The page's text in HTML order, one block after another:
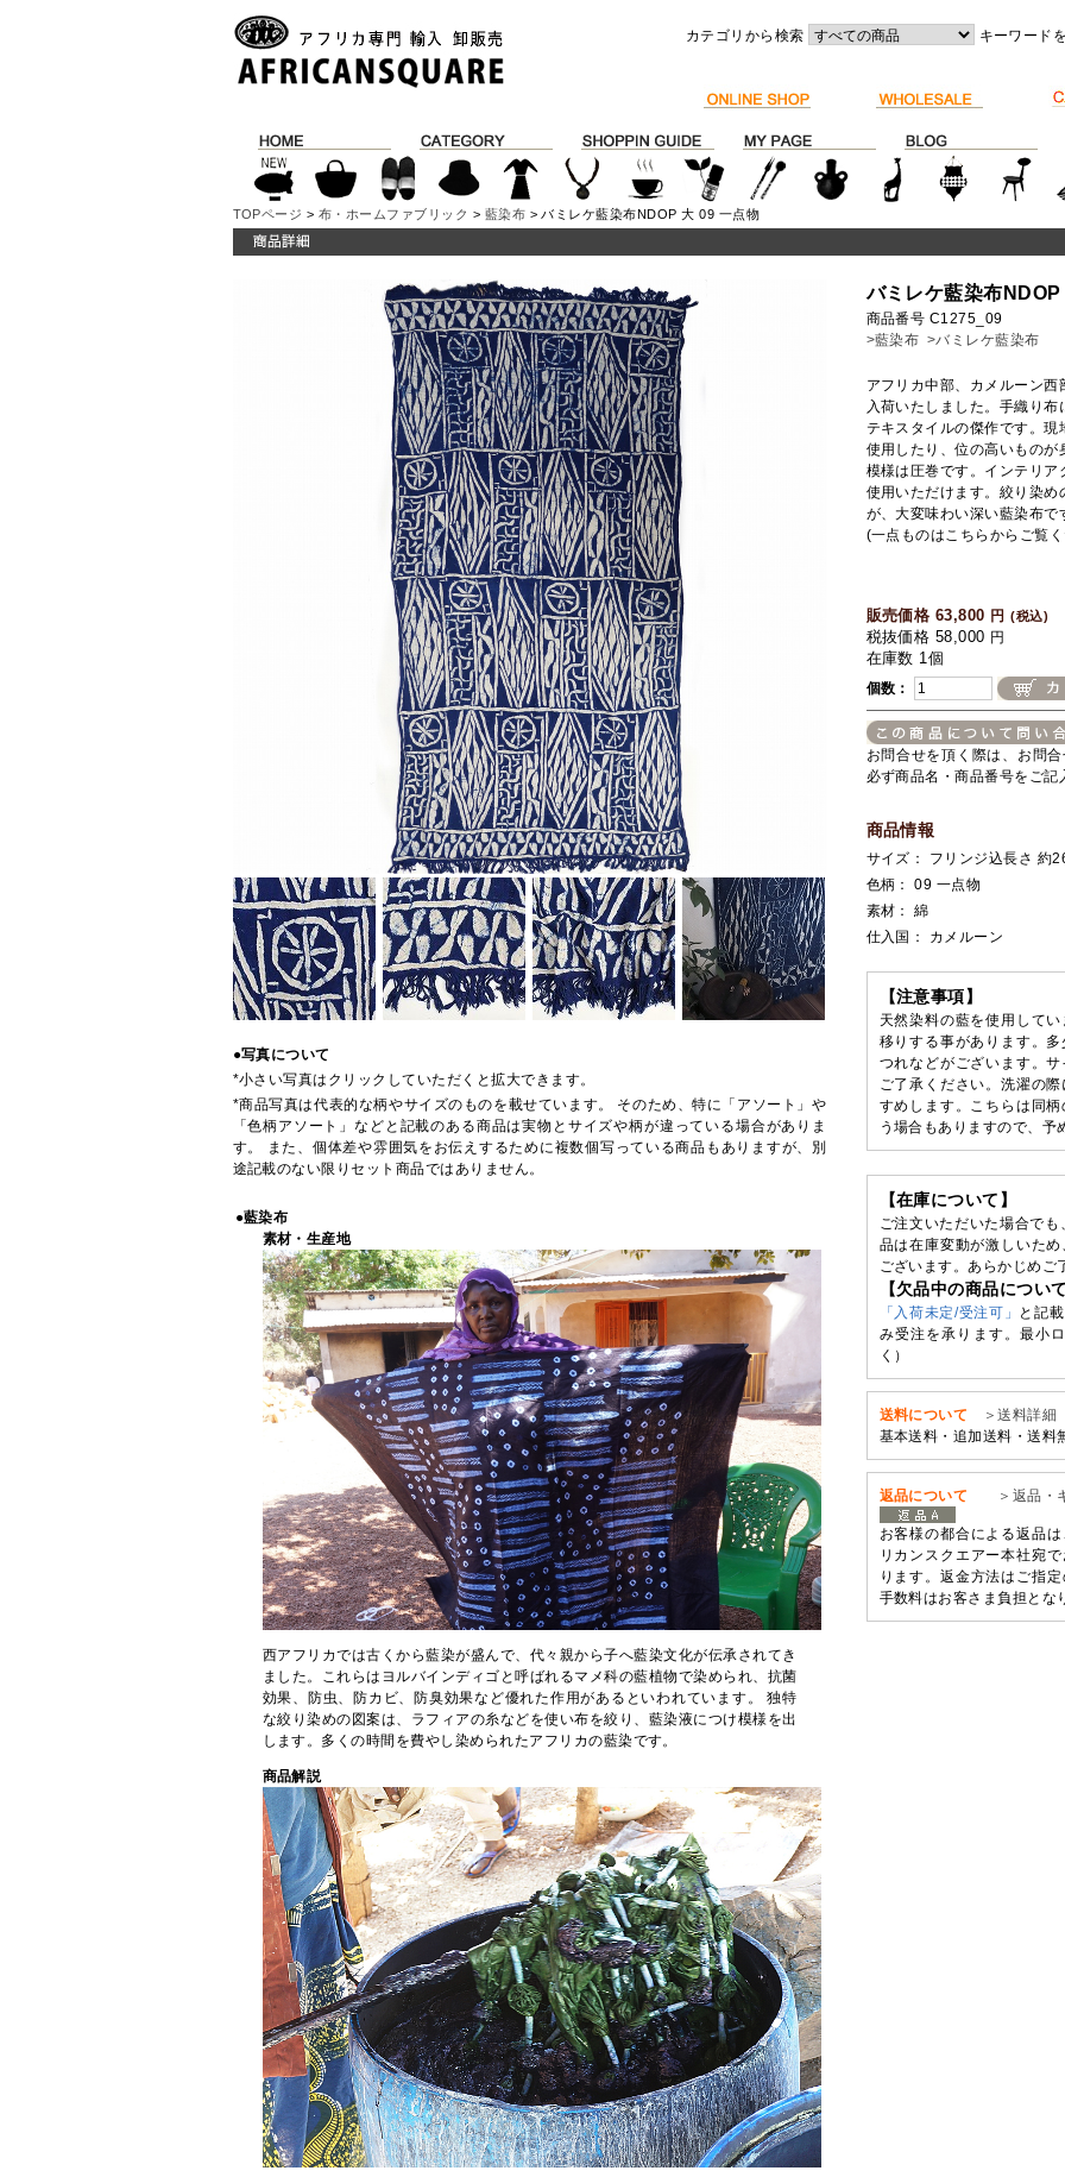
カテゴリから検索 キーワード
TOPページ > 布・ホームファブリック > 藍染布 > バミレケ藍染布NDOP 大 09 一点物
●写真について
*小さい写真はクリックしていただくと拡大できます。
*商品写真は代表的な柄やサイズのものを載せています。 そのため、特に「アソート」や
「色柄アソート」などと記載のある商品は実物とサイズや柄が違っている場合がありま
す。 また、個体差や雰囲気をお伝えするために複数個写っている商品もありますが、別
途記載のない限りセット商品ではありません。
●藍染布
素材・生産地
西アフリカでは古くから藍染が盛んで、代々親から子へ藍染文化が伝承されてき
ました。これらはヨルバインディゴと呼ばれるマメ科の藍植物で染められ、抗菌
効果、防虫、防カビ、防臭効果など優れた作用があるといわれています。 独特
な絞り染めの図案は、ラフィアの糸などを使い布を絞り、藍染液につけ模様を出
します。多くの時間を費やし染められたアフリカの藍染です。
商品解説
バミレケ藍染布
商品番号 C1275_09
>藍染布 >バミレケ藍染布
アフリカ中部、カメルーン
入荷いたしました。手織り
テキスタイルの傑作です。
使用したり、位の高いもの
模様は圧巻です。インテリ
使用いただけます。絞り染
が、大変味わい深い藍染布で
(一点ものはこちらからご覧
販売価格 63,800 円 (税込)
税抜価格 58,000 円
在庫数 1個
個数：
お問合せを頂く際は、お問
必ず商品名・商品番号をご記
商品情報
サイズ： フリンジ込長さ 約
色柄： 09 一点物
素材： 綿
仕入国： カメルーン
【注意事項】
天然染料の藍を使用して
移りする事があります。
つれなどがございます。
ご了承ください。洗濯の
すめします。こちらは同
う場合もありますので、予
【在庫について】
ご注文いただいた場合で
品は在庫変動が激しいた
ございます。あらかじめご
【欠品中の商品につい
「入荷未定/受注可」
と記
み受注を承ります。最小
く）
送料について
＞送料詳細
基本送料・追加送料・送料
返品について ＞返品・
お客様の都合による返品
リカンスクエアー本社宛
ります。返金方法はご指
手数料はお客さま負担とな